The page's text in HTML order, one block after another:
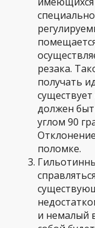
резака.
получать
должен
углом 90
поломке.
и немалый